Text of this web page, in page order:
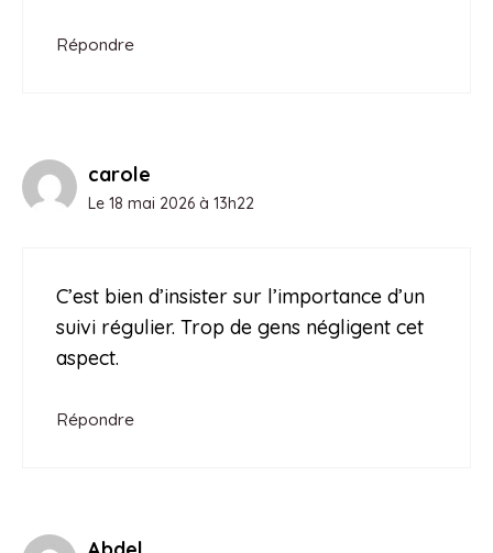
Répondre
carole
Le 18 mai 2026 à 13h22
C’est bien d’insister sur l’importance d’un
suivi régulier. Trop de gens négligent cet
aspect.
Répondre